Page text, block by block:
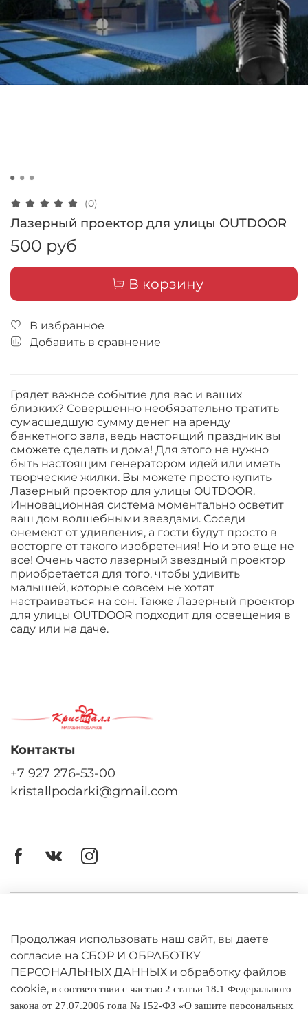
(0)
Лазерный проектор для улицы OUTDOOR
500 руб
В корзину
В избранное
Добавить в сравнение
Грядет важное событие для вас и ваших
близких? Совершенно необязательно тратить
сумасшедшую сумму денег на аренду
банкетного зала, ведь настоящий праздник вы
сможете сделать и дома! Для этого не нужно
быть настоящим генератором идей или иметь
творческие жилки. Вы можете просто купить
Лазерный проектор для улицы OUTDOOR.
Инновационная система моментально осветит
ваш дом волшебными звездами. Соседи
онемеют от удивления, а гости будут просто в
восторге от такого изобретения! Но и это еще не
все! Очень часто лазерный звездный проектор
приобретается для того, чтобы удивить
малышей, которые совсем не хотят
настраиваться на сон. Также Лазерный проектор
для улицы OUTDOOR подходит для освещения в
саду или на даче.
Оферта
Политика конфиденциальности
Оплата и доставка
Контакты
+7 927 276-53-00
kristallpodarki@gmail.com
Продолжая использовать наш сайт, вы даете
согласие на СБОР И ОБРАБОТКУ
ПЕРСОНАЛЬНЫХ ДАННЫХ и обработку файлов
cookie, в соответствии с частью 2 статьи 18.1 Федерального
закона от 27.07.2006 года № 152-ФЗ «О защите персональных